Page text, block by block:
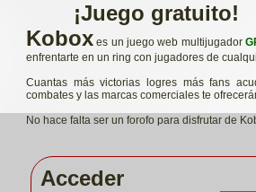
¡Juego gratuito!
Koboxes un juego web multijugador
enfrentarte en un ring con jugadores de
Cuantas más victorias logres más fans
combates y las marcas comerciales te
No hace falta ser un forofo para disfrutar de
Acceder